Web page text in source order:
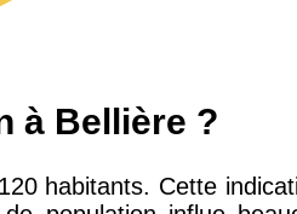
à Bellière ?
habitants. Cette